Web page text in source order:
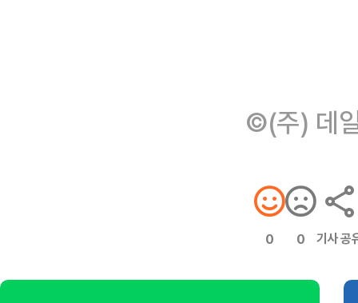
©(주) 데
0 0 기사 공